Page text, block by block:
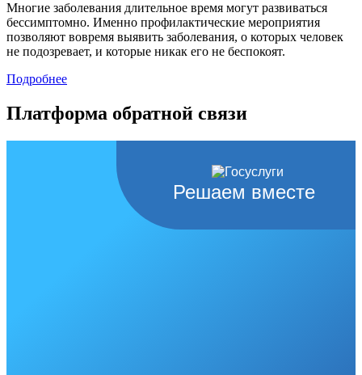
Многие заболевания длительное время могут развиваться
бессимптомно. Именно профилактические мероприятия
позволяют вовремя выявить заболевания, о которых человек
не подозревает, и которые никак его не беспокоят.
Подробнее
Платформа обратной связи
Решаем вместе